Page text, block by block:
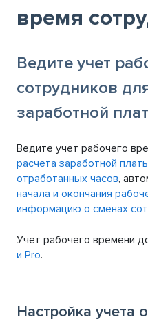
время
Ведите учет
сотрудников
заработной
Ведите учет рабочего
расчета заработной
отработанных часов,
начала и окончания
информацию о сменах
Учет рабочего времени
и Pro.
Настройка учета